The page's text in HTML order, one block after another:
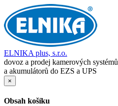
ELNIKA plus, s.r.o.
dovoz a prodej kamerových systémů
a akumulátorů do EZS a UPS
×
Obsah košíku